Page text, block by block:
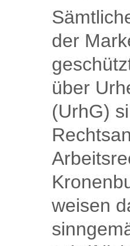
der
über
(UrhG)
weisen